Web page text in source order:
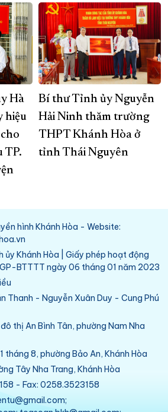
Hà
hiệu
TP.
Bí thư Tỉnh ủy Nguyễn
Hải Ninh thăm trường
THPT Khánh Hòa ở
tỉnh Thái Nguyên
hình Khánh Hòa - Website:
ủy Khánh Hòa | Giấy phép hoạt động
BTTTT ngày 06 tháng 01 năm 2023
Thanh - Nguyễn Xuân Duy - Cung Phú
thị An Bình Tân, phường Nam Nha
tháng 8, phường Bảo An, Khánh Hòa
Tây Nha Trang, Khánh Hòa
- Fax: 0258.3523158